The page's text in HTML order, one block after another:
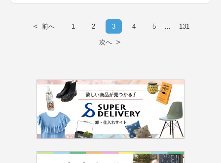
＜ 前へ 1 2 3 4 5 … 131
次へ ＞